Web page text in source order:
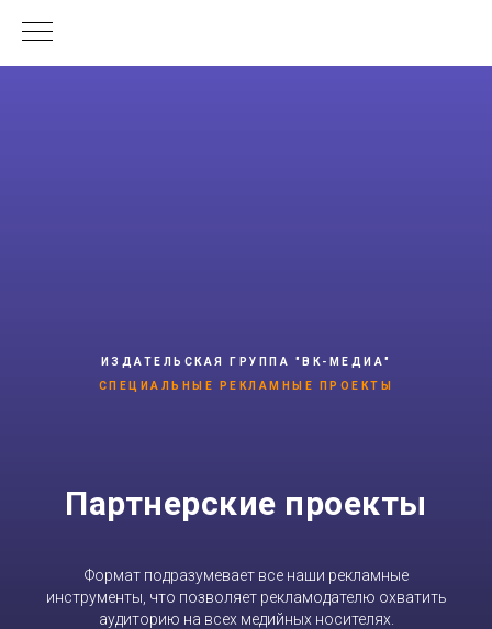
ИЗДАТЕЛЬСКАЯ ГРУППА "ВК-МЕДИА"
СПЕЦИАЛЬНЫЕ РЕКЛАМНЫЕ ПРОЕКТЫ
Партнерские проекты
Формат подразумевает все наши рекламные
инструменты, что позволяет рекламодателю охватить
аудиторию на всех медийных носителях.